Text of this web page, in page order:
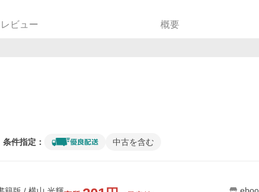
レビュー 概要
条件指定： 中古を含む